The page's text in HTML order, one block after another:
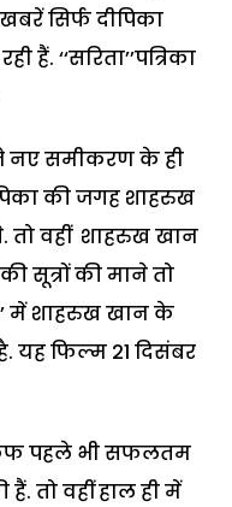
सिर्फ दीपिका
‘‘सरिता’’पत्रिका
नए समीकरण के ही
की जगह शाहरुख
वहीं शाहरुख खान
सूत्रों की माने तो
में शाहरुख खान के
यह फिल्म 21 दिसंबर
पहले भी सफलतम
तो वहीं हाल ही में